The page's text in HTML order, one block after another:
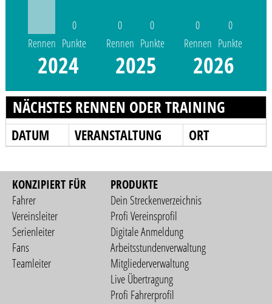
Rennen
0
Punkte
2024
0
Rennen
0
Punkte
2025
0
Rennen
0
Punkte
2026
NÄCHSTES RENNEN ODER TRAINING
DATUM VERANSTALTUNG ORT
KONZIPIERT FÜR
Fahrer
Vereinsleiter
Serienleiter
Fans
Teamleiter
PRODUKTE
Dein Streckenverzeichnis
Profi Vereinsprofil
Digitale Anmeldung
Arbeitsstundenverwaltung
Mitgliederverwaltung
Live Übertragung
Profi Fahrerprofil